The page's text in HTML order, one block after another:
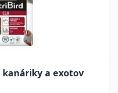
kanáriky a exotov